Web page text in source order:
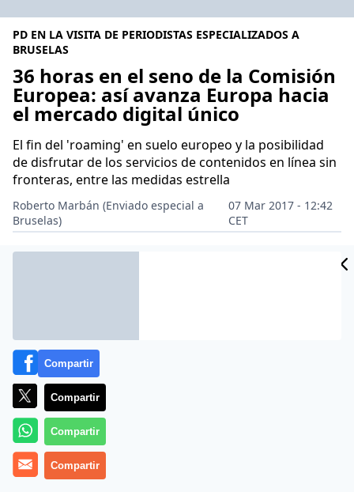
PD EN LA VISITA DE PERIODISTAS ESPECIALIZADOS A
BRUSELAS
36 horas en el seno de la Comisión
Europea: así avanza Europa hacia
el mercado digital único
El fin del 'roaming' en suelo europeo y la posibilidad
de disfrutar de los servicios de contenidos en línea sin
fronteras, entre las medidas estrella
Roberto Marbán (Enviado especial a
Bruselas)
07 Mar 2017 - 12:42
CET
Archivado en: EUROPA JEAN-CLAUDE JUNCKER
Compartir
Compartir
Compartir
Compartir